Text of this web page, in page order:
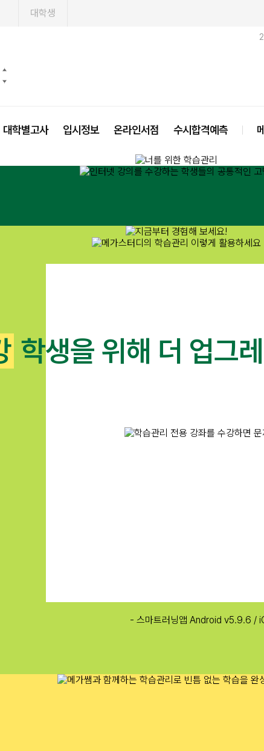
대학생
메가스터디
대학별고사 입시정보 온라인서점 수시합격예측
학생을 위해 더 업그
- 스마트러닝앱 Android v5.9.6 /